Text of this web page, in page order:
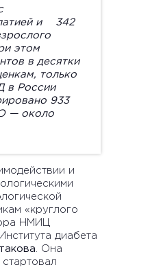
и 342
этом
в десятки
только
в России
933
— около
и
«круглого
НМИЦ
диабета
. Она